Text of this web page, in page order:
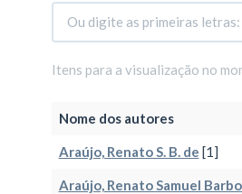
Itens para a visualização no
Nome dos autores
Araújo, Renato S. B. de [1]
Araújo, Renato Samuel